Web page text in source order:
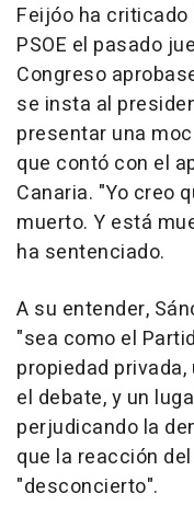
Feijóo ha
PSOE el pasado
Congreso
se insta al
presentar una
que contó con el
Canaria. "Yo creo
muerto. Y está
ha sentenciado.
A su entender,
"sea como el
propiedad
el debate, y un
perjudicando la
que la reacción
"desconcierto".